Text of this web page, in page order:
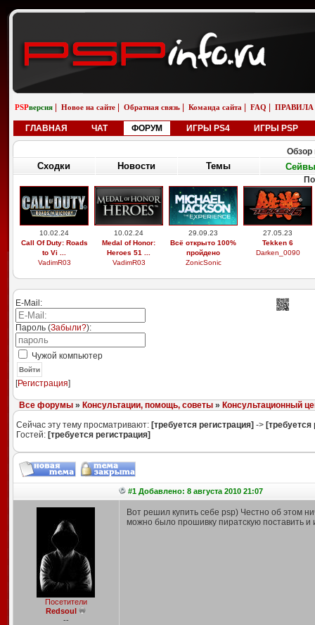
PSPверсия Новое на сайте Обратная связь Команда сайта FAQ ПРАВИЛА
ГЛАВНАЯ ЧАТ ФОРУМ ИГРЫ PS4 ИГРЫ PSP
Обзор
Сходки Новости Темы Сейвы
10.02.24
Call Of Duty: Roads
to Vi ...
VadimR03
10.02.24
Medal of Honor:
Heroes 51 ...
VadimR03
29.09.23
Всё открыто 100%
пройдено
ZonicSonic
27.05.23
Tekken 6
Darken_0090
E-Mail:
Пароль (Забыли?):
Чужой компьютер
Войти
[Регистрация]
Все форумы» Консультации, помощь, советы» Консультационный
Сейчас эту тему просматривают: [требуется регистрация] -> [требуется
Гостей: [требуется регистрация]
#1 Добавлено: 8 августа 2010 21:07
Посетители
Redsoul
--
Вот решил купить себе psp) Честно об этом
можно было прошивку пиратскую поставить